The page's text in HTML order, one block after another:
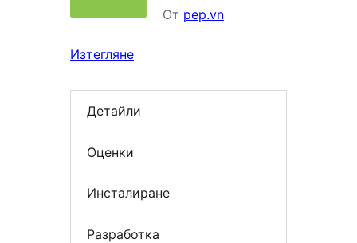
От pep.vn
Изтегляне
Детайли
Оценки
Инсталиране
Разработка